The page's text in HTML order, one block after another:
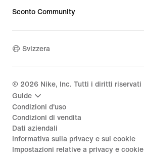
Sconto Community
Svizzera
© 2026 Nike, Inc. Tutti i diritti riservati
Guide
Condizioni d'uso
Condizioni di vendita
Dati aziendali
Informativa sulla privacy e sui cookie
Impostazioni relative a privacy e cookie